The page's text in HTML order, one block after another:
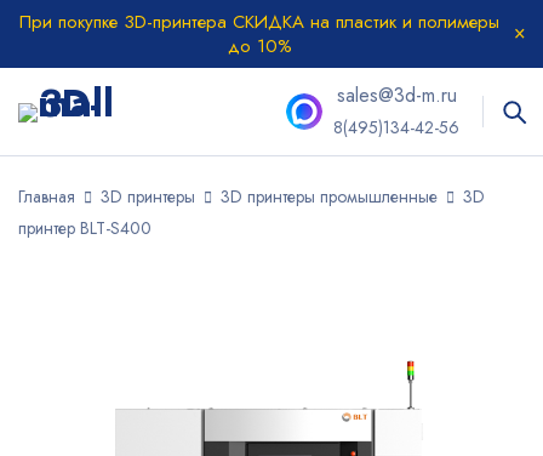
При покупке 3D-принтера СКИДКА на пластик и полимеры
до 10%
sales@3d-m.ru
8(495)134-42-56
Главная 3D принтеры 3D принтеры промышленные
3D
принтер BLT-S400